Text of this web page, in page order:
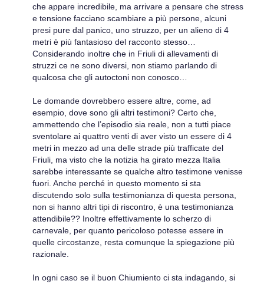
che appare incredibile, ma arrivare a pensare che stress
e tensione facciano scambiare a più persone, alcuni
presi pure dal panico, uno struzzo, per un alieno di 4
metri è più fantasioso del racconto stesso…
Considerando inoltre che in Friuli di allevamenti di
struzzi ce ne sono diversi, non stiamo parlando di
qualcosa che gli autoctoni non conosco…
Le domande dovrebbero essere altre, come, ad
esempio, dove sono gli altri testimoni? Certo che,
ammettendo che l’episodio sia reale, non a tutti piace
sventolare ai quattro venti di aver visto un essere di 4
metri in mezzo ad una delle strade più trafficate del
Friuli, ma visto che la notizia ha girato mezza Italia
sarebbe interessante se qualche altro testimone venisse
fuori. Anche perché in questo momento si sta
discutendo solo sulla testimonianza di questa persona,
non si hanno altri tipi di riscontro, è una testimonianza
attendibile?? Inoltre effettivamente lo scherzo di
carnevale, per quanto pericoloso potesse essere in
quelle circostanze, resta comunque la spiegazione più
razionale.
In ogni caso se il buon Chiumiento ci sta indagando, si